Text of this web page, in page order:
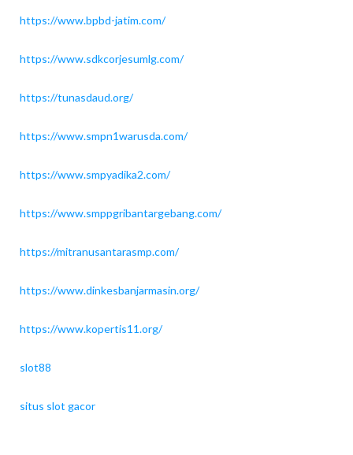
https://www.bpbd-jatim.com/
https://www.sdkcorjesumlg.com/
https://tunasdaud.org/
https://www.smpn1warusda.com/
https://www.smpyadika2.com/
https://www.smppgribantargebang.com/
https://mitranusantarasmp.com/
https://www.dinkesbanjarmasin.org/
https://www.kopertis11.org/
slot88
situs slot gacor